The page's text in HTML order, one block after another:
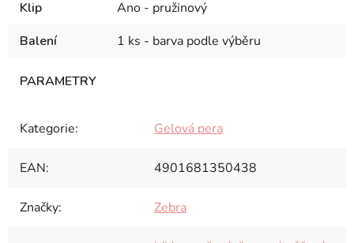
Klip
Ano - pružinový
Balení
1 ks - barva podle výběru
Kategorie: Gelová pera
EAN: 4901681350438
Značky: Zebra